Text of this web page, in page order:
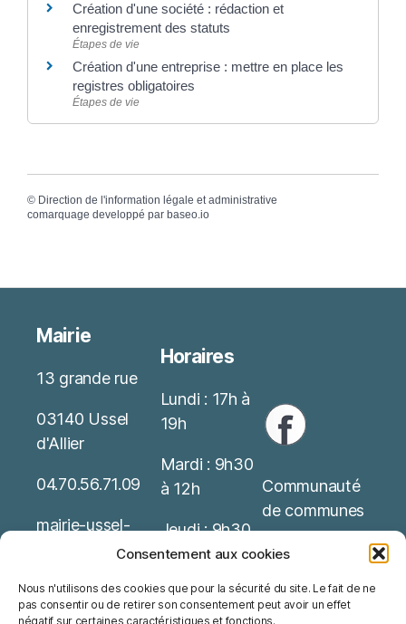
Consentement aux cookies
Nous n'utilisons des cookies que pour la sécurité du site. Le fait de ne
pas consentir ou de retirer son consentement peut avoir un effet
négatif sur certaines caractéristiques et fonctions.
Création d'une société : rédaction et
enregistrement des statuts
Étapes de vie
Création d'une entreprise : mettre en place les
registres obligatoires
Étapes de vie
© Direction de l'information légale et administrative
comarquage developpé par baseo.io
Mairie
13 grande rue
03140 Ussel
d'Allier
04.70.56.71.09
mairie-ussel-
allier(at)wanado
Mentions
Horaires
Lundi : 17h à
19h
Mardi : 9h30
à 12h
Jeudi : 9h30
à 12h
Possibilité de
rendez-vous
Communauté
de communes
Service Public
Office de
tourisme